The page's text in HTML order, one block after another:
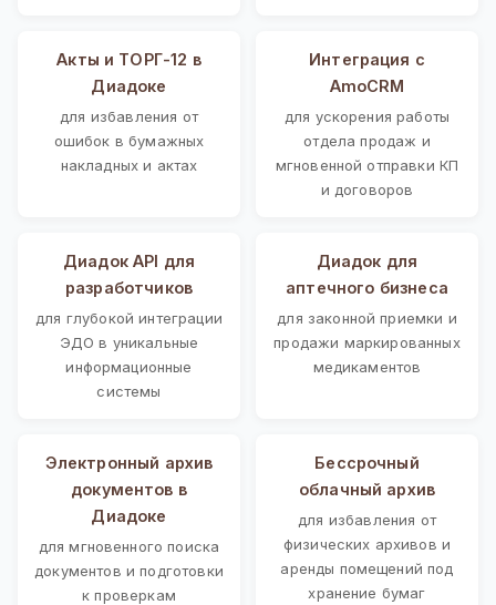
Акты и ТОРГ-12 в
Диадоке
для избавления от
ошибок в бумажных
накладных и актах
Интеграция с
AmoCRM
для ускорения работы
отдела продаж и
мгновенной отправки КП
и договоров
Диадок API для
разработчиков
для глубокой интеграции
ЭДО в уникальные
информационные
системы
Диадок для
аптечного бизнеса
для законной приемки и
продажи маркированных
медикаментов
Электронный архив
документов в
Диадоке
для мгновенного поиска
документов и подготовки
к проверкам
Бессрочный
облачный архив
для избавления от
физических архивов и
аренды помещений под
хранение бумаг